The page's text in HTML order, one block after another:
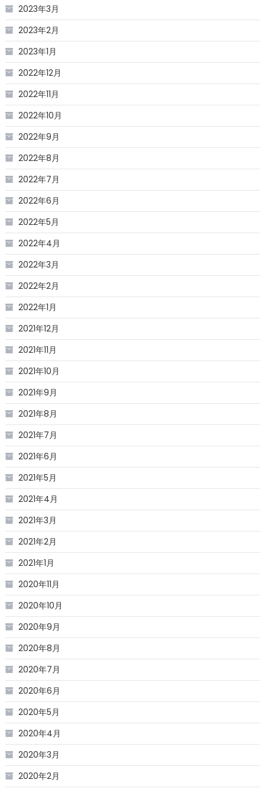
2023年3月
2023年2月
2023年1月
2022年12月
2022年11月
2022年10月
2022年9月
2022年8月
2022年7月
2022年6月
2022年5月
2022年4月
2022年3月
2022年2月
2022年1月
2021年12月
2021年11月
2021年10月
2021年9月
2021年8月
2021年7月
2021年6月
2021年5月
2021年4月
2021年3月
2021年2月
2021年1月
2020年11月
2020年10月
2020年9月
2020年8月
2020年7月
2020年6月
2020年5月
2020年4月
2020年3月
2020年2月